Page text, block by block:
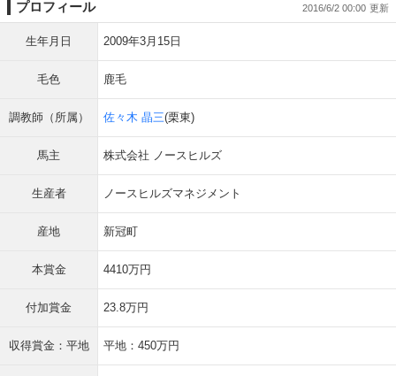
プロフィール 2016/6/2 00:00
生年月日 2009年3月15日
毛色 鹿毛
調教師（所属） 佐々木 晶三(栗東)
馬主 株式会社 ノースヒルズ
生産者 ノースヒルズマネジメント
産地 新冠町
本賞金 4410万円
付加賞金 23.8万円
収得賞金：平地 平地：450万円